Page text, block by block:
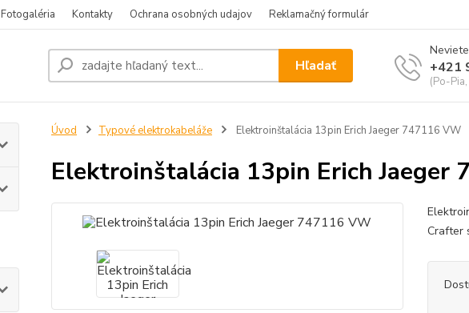
Fotogaléria Kontakty Ochrana osobných udajov Reklamačný formulár
Hľadať +421
(Po-
Úvod Typové elektrokabeláže Elektroinštalácia 13pin Erich Jaeger 747116 VW
Elektroinštalácia 13pin Erich Jaeger
Crafter